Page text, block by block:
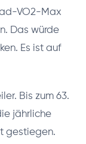
VO2-Max
Das würde
Es ist auf
Bis zum 63.
jährliche
gestiegen.